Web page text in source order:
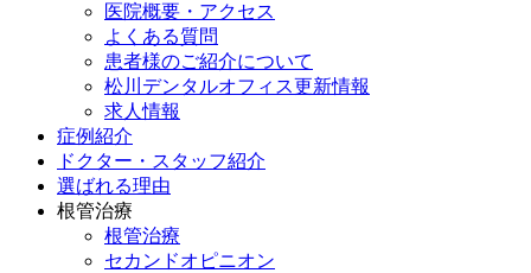
医院概要・アクセス
よくある質問
患者様のご紹介について
松川デンタルオフィス更新情報
求人情報
症例紹介
ドクター・スタッフ紹介
選ばれる理由
根管治療
根管治療
セカンドオピニオン